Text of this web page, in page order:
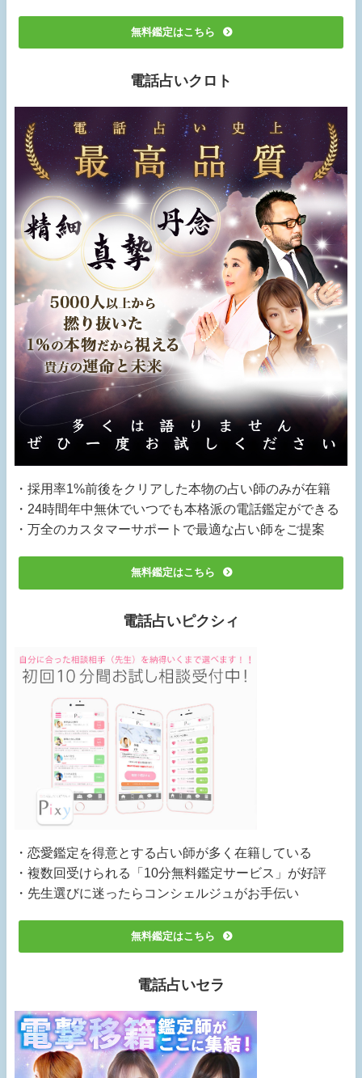
無料鑑定はこちら
電話占いクロト
・採用率1%前後をクリアした本物の占い師のみが在籍
・24時間年中無休でいつでも本格派の電話鑑定ができる
・万全のカスタマーサポートで最適な占い師をご提案
無料鑑定はこちら
電話占いピクシィ
・恋愛鑑定を得意とする占い師が多く在籍している
・複数回受けられる「10分無料鑑定サービス」が好評
・先生選びに迷ったらコンシェルジュがお手伝い
無料鑑定はこちら
電話占いセラ